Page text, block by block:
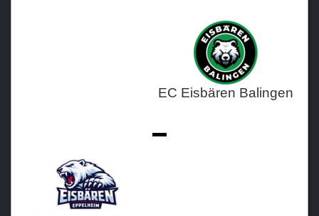
EC Eisbären Balingen